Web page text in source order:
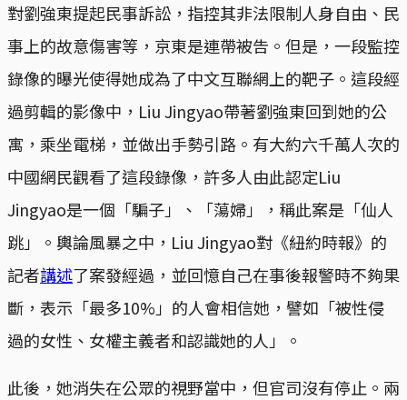
對劉強東提起民事訴訟，指控其非法限制人身自由、民
事上的故意傷害等，京東是連帶被告。但是，一段監控
錄像的曝光使得她成為了中文互聯網上的靶子。這段經
過剪輯的影像中，Liu Jingyao帶著劉強東回到她的公
寓，乘坐電梯，並做出手勢引路。有大約六千萬人次的
中國網民觀看了這段錄像，許多人由此認定Liu
Jingyao是一個「騙子」、「蕩婦」，稱此案是「仙人
跳」。輿論風暴之中，Liu Jingyao對《紐約時報》的
記者講述了案發經過，並回憶自己在事後報警時不夠果
斷，表示「最多10%」的人會相信她，譬如「被性侵
過的女性、女權主義者和認識她的人」。
此後，她消失在公眾的視野當中，但官司沒有停止。兩